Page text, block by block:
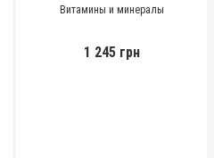
Витамины и минералы
1 245 грн